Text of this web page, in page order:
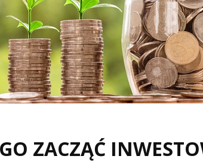
ZACZĄĆ